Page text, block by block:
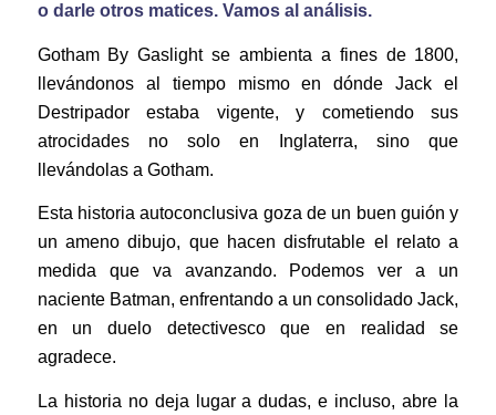
o darle otros matices. Vamos al análisis.
Gotham By Gaslight se ambienta a fines de 1800,
llevándonos al tiempo mismo en dónde Jack el
Destripador estaba vigente, y cometiendo sus
atrocidades no solo en Inglaterra, sino que
llevándolas a Gotham.
Esta historia autoconclusiva goza de un buen guión y
un ameno dibujo, que hacen disfrutable el relato a
medida que va avanzando. Podemos ver a un
naciente Batman, enfrentando a un consolidado Jack,
en un duelo detectivesco que en realidad se
agradece.
La historia no deja lugar a dudas, e incluso, abre la